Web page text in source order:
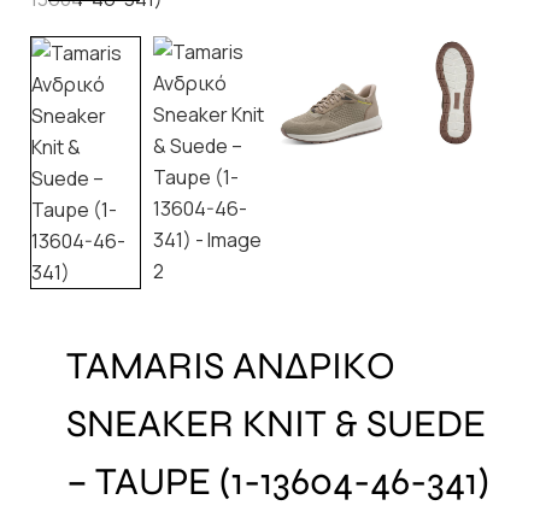
TAMARIS ΑΝΔΡΙΚΟ
SNEAKER KNIT & SUEDE
– TAUPE (1-13604-46-341)